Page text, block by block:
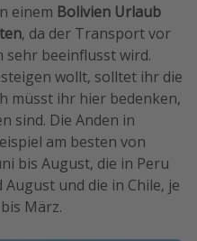
einem Bolivien Urlaub
, da der Transport vor
sehr beeinflusst wird.
wollt, solltet ihr die
müsst ihr hier bedenken,
sind. Die Anden in
am besten von
bis August, die in Peru
und die in Chile, je
März.